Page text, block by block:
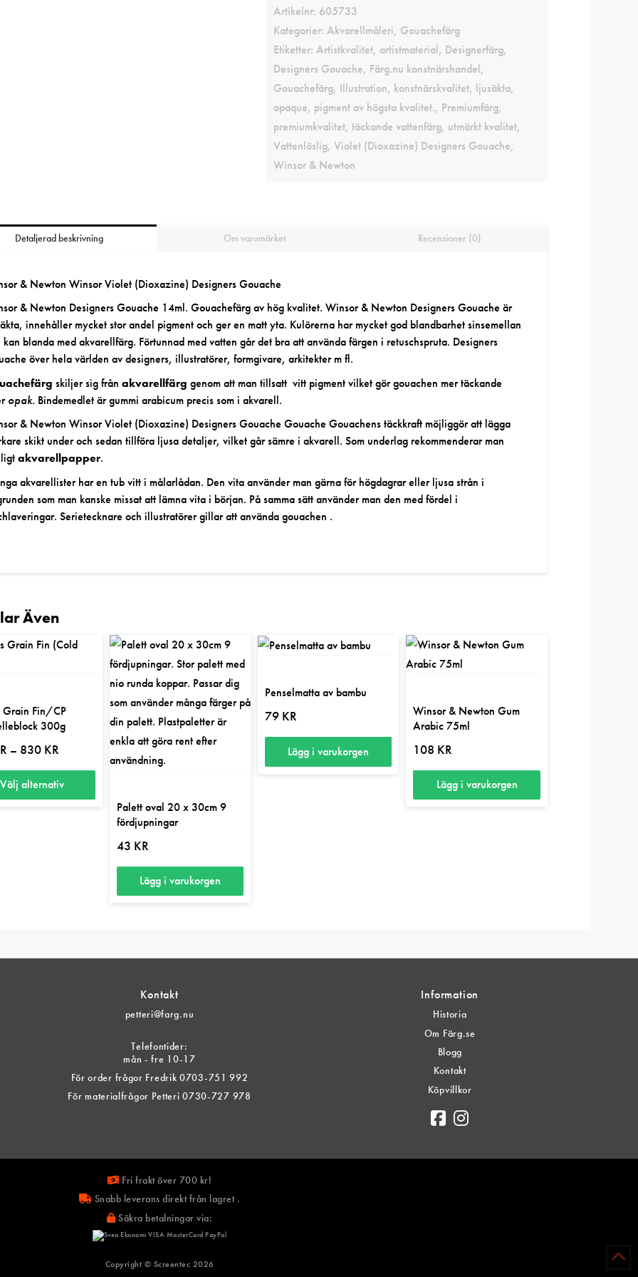
Artikelnr: 605733
Kategorier: Akvarellmåleri, Gouachefärg
Etiketter: Artistkvalitet, artistmaterial, Designerfärg,
Designers Gouache, Färg.nu konstnärshandel,
Gouachefärg, Illustration, konstnärskvalitet, ljusäkta,
opaque, pigment av högsta kvalitet., Premiumfärg,
premiumkvalitet, täckande vattenfärg, utmärkt kvalitet,
Vattenlöslig, Violet (Dioxazine) Designers Gouache,
Winsor & Newton
Detaljerad beskrivning Om varumärket Recensioner (0)
& Newton Winsor Violet (Dioxazine) Designers Gouache
& Newton Designers Gouache 14ml. Gouachefärg av hög kvalitet. Winsor & Newton Designers Gouache är
innehåller mycket stor andel pigment och ger en matt yta. Kulörerna har mycket god blandbarhet sinsemellan
kan blanda med akvarellfärg. Förtunnad med vatten går det bra att använda färgen i retuschspruta. Designers
över hela världen av designers, illustratörer, formgivare, arkitekter m fl.
skiljer sig frånakvarellfärg genom att man tillsatt vitt pigment vilket gör gouachen mer täckande
opak. Bindemedlet är gummi arabicum precis som i akvarell.
& Newton Winsor Violet (Dioxazine) Designers Gouache Gouache Gouachens täckkraft möjliggör att lägga
skikt under och sedan tillföra ljusa detaljer, vilket går sämre i akvarell. Som underlag rekommenderar man
akvarellpapper.
akvarellister har entub vitti målarlådan. Den vita använder man gärna för högdagrar eller ljusa strån i
som man kanske missat att lämna vita i början. På samma sätt använder man den med fördel i
Serietecknare och illustratörer gillar att använda gouachen .
Även
Grain Fin/CP
300g
– 830 KR Prisintervall:
till
830 kr
Välj alternativ
Palett oval 20 x 30cm 9
fördjupningar
43 KR
Lägg i varukorgen
Penselmatta av bambu
79 KR
Lägg i varukorgen
Winsor & Newton Gum
Arabic 75ml
108 KR
Lägg i varukorgen
Kontakt
petteri@farg.nu
Telefontider:
mån - fre 10-17
För order frågor Fredrik 0703-751 992
För materialfrågor Petteri 0730-727 978
Information
Historia
Om Färg.se
Blogg
Kontakt
Köpvillkor
Fri frakt över 700 kr!
Snabb leverans direkt från lagret .
Säkra betalningar via:
Copyright © Screentec 2026